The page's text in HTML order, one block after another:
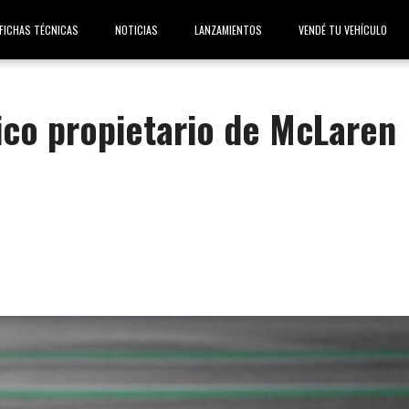
FICHAS TÉCNICAS NOTICIAS LANZAMIENTOS VENDÉ TU VEHÍCULO
propietario de McLaren